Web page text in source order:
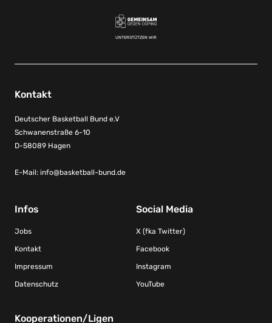
UNTERSTÜTZEN WIR
Kontakt
Deutscher Basketball Bund e.V
Schwanenstraße 6-10
D-58089 Hagen
E-Mail: info@basketball-bund.de
Infos
Jobs
Kontakt
Impressum
Datenschutz
Social Media
X (fka Twitter)
Facebook
Instagram
YouTube
Kooperationen/Ligen